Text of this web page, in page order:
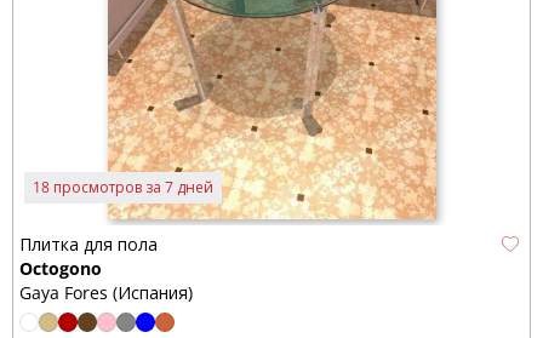
18 просмотров за 7 дней
Плитка для пола
Octogono
Gaya Fores (Испания)